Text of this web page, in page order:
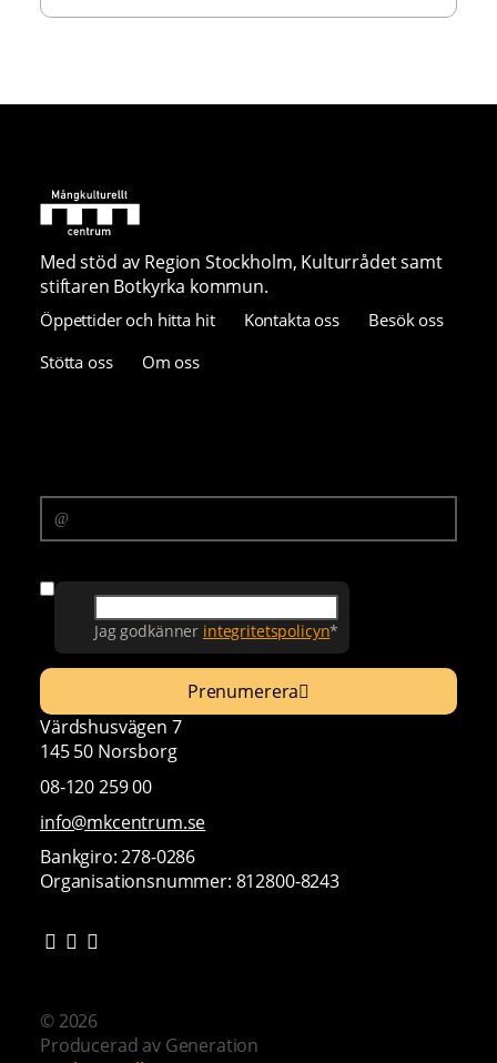
Med stöd av Region Stockholm, Kulturrådet samt
stiftaren Botkyrka kommun.
Öppettider och hitta hit Kontakta oss
Besök oss
Stötta oss
Om oss
Jag godkänner integritetspolicyn*
Prenumerera
Värdshusvägen 7
145 50 Norsborg
08-120 259 00
info@mkcentrum.se
Bankgiro: 278-0286
Organisationsnummer: 812800-8243
© 2026
Producerad av Generation